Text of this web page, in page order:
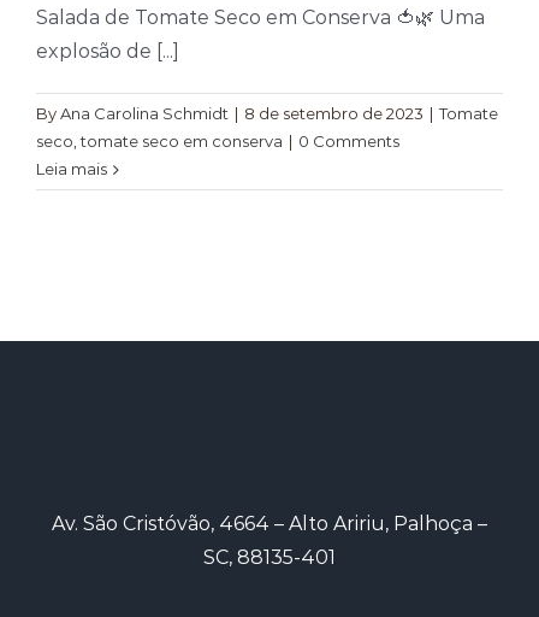
Salada de Tomate Seco em Conserva 🍅🌿 Uma
explosão de [...]
ByAna Carolina Schmidt | 8 de setembro de 2023 | Tomate
seco ,tomate seco em conserva | 0 Comments
Leia mais
Av. São Cristóvão, 4664 – Alto Aririu, Palhoça –
SC, 88135-401